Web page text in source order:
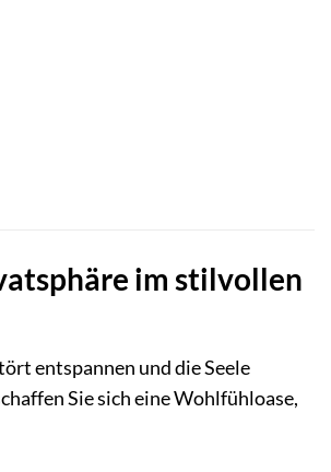
im stilvollen
entspannen und die Seele
Sie sich eine Wohlfühloase,